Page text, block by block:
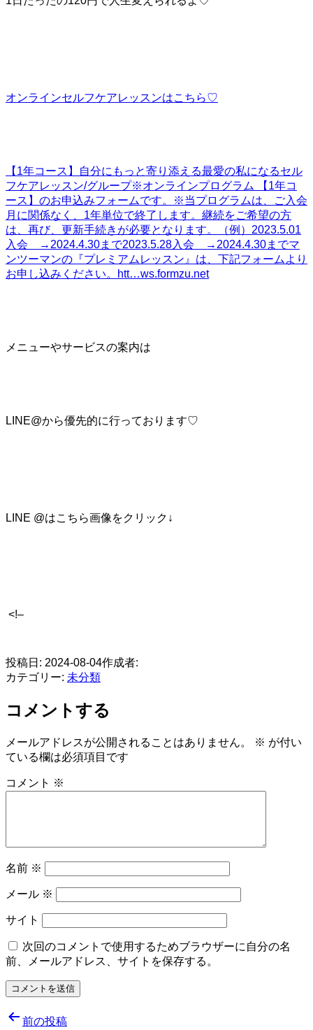
オンラインセルフケアレッスンはこちら♡
【1年コース】自分にもっと寄り添える最愛の私になるセル
フケアレッスン/グループ※オンラインプログラム 【1年コ
ース】のお申込みフォームです。※当プログラムは、ご入会
月に関係なく、1年単位で終了します。継続をご希望の方
は、再び、更新手続きが必要となります。（例）2023.5.01
入会 →2024.4.30まで2023.5.28入会 →2024.4.30までマ
ンツーマンの『プレミアムレッスン』は、下記フォームより
お申し込みください。htt…ws.formzu.net
メニューやサービスの案内は
LINE@から優先的に行っております♡
LINE @はこちら画像をクリック↓
<!–
投稿日: 2024-08-04作成者:
カテゴリー: 未分類
コメントする
メールアドレスが公開されることはありません。 ※ が付い
ている欄は必須項目です
コメント ※
名前 ※
メール ※
サイト
次回のコメントで使用するためブラウザーに自分の名
前、メールアドレス、サイトを保存する。
投 前の投稿